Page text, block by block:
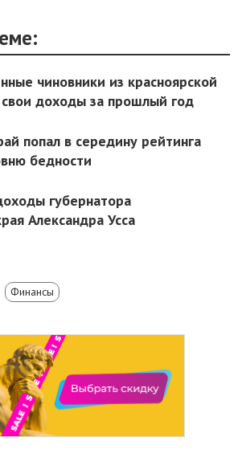
чиновники из красноярской
доходы за прошлый год
попал в середину рейтинга
бедности
губернатора
Александра Усса
Финансы